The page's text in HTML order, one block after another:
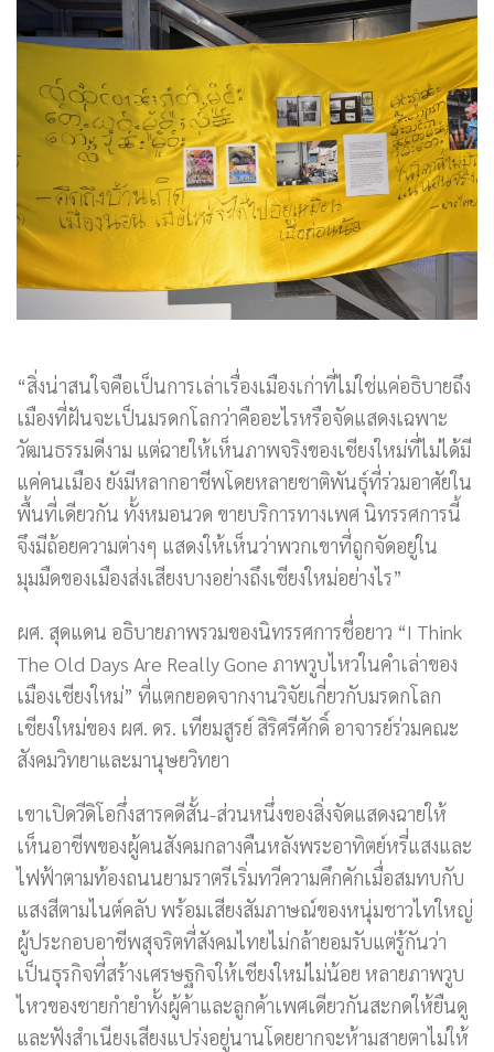
“สิ่งน่าสนใจคือเป็นการเล่าเรื่องเมืองเก่าที่ไม่ใช่แค่อธิบายถึง
เมืองที่ฝันจะเป็นมรดกโลกว่าคืออะไรหรือจัดแสดงเฉพาะ
วัฒนธรรมดีงาม แต่ฉายให้เห็นภาพจริงของเชียงใหม่ที่ไม่ได้มี
แค่คนเมือง ยังมีหลากอาชีพโดยหลายชาติพันธุ์ที่ร่วมอาศัยใน
พื้นที่เดียวกัน ทั้งหมอนวด ขายบริการทางเพศ นิทรรศการนี้
จึงมีถ้อยความต่างๆ แสดงให้เห็นว่าพวกเขาที่ถูกจัดอยู่ใน
มุมมืดของเมืองส่งเสียงบางอย่างถึงเชียงใหม่อย่างไร”
ผศ. สุดแดน อธิบายภาพรวมของนิทรรศการชื่อยาว “I Think
The Old Days Are Really Gone ภาพวูบไหวในคำเล่าของ
เมืองเชียงใหม่” ที่แตกยอดจากงานวิจัยเกี่ยวกับมรดกโลก
เชียงใหม่ของ ผศ. ดร. เทียมสูรย์ สิริศรีศักดิ์ อาจารย์ร่วมคณะ
สังคมวิทยาและมานุษยวิทยา
เขาเปิดวีดิโอกึ่งสารคดีสั้น-ส่วนหนึ่งของสิ่งจัดแสดงฉายให้
เห็นอาชีพของผู้คนสังคมกลางคืนหลังพระอาทิตย์หรี่แสงและ
ไฟฟ้าตามท้องถนนยามราตรีเริ่มทวีความคึกคักเมื่อสมทบกับ
แสงสีตามไนต์คลับ พร้อมเสียงสัมภาษณ์ของหนุ่มชาวไทใหญ่
ผู้ประกอบอาชีพสุจริตที่สังคมไทยไม่กล้ายอมรับแต่รู้กันว่า
เป็นธุรกิจที่สร้างเศรษฐกิจให้เชียงใหม่ไม่น้อย หลายภาพวูบ
ไหวของชายกำยำทั้งผู้ค้าและลูกค้าเพศเดียวกันสะกดให้ยืนดู
และฟังสำเนียงเสียงแปร่งอยู่นานโดยยากจะห้ามสายตาไม่ให้